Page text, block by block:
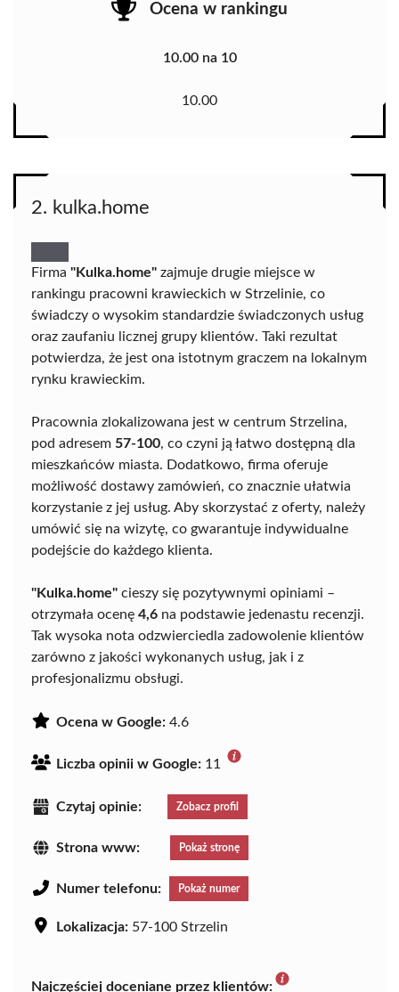
Ocena w rankingu
10.00 na 10
10.00
2. kulka.home
Firma "Kulka.home" zajmuje drugie miejsce w
rankingu pracowni krawieckich w Strzelinie, co
świadczy o wysokim standardzie świadczonych usług
oraz zaufaniu licznej grupy klientów. Taki rezultat
potwierdza, że jest ona istotnym graczem na lokalnym
rynku krawieckim.
Pracownia zlokalizowana jest w centrum Strzelina,
pod adresem 57-100, co czyni ją łatwo dostępną dla
mieszkańców miasta. Dodatkowo, firma oferuje
możliwość dostawy zamówień, co znacznie ułatwia
korzystanie z jej usług. Aby skorzystać z oferty, należy
umówić się na wizytę, co gwarantuje indywidualne
podejście do każdego klienta.
"Kulka.home" cieszy się pozytywnymi opiniami –
otrzymała ocenę 4,6 na podstawie jedenastu recenzji.
Tak wysoka nota odzwierciedla zadowolenie klientów
zarówno z jakości wykonanych usług, jak i z
profesjonalizmu obsługi.
Ocena w Google: 4.6
Liczba opinii w Google: 11
Czytaj opinie: Zobacz profil
Strona www: Pokaż stronę
Numer telefonu: Pokaż numer
Lokalizacja: 57-100 Strzelin
Najczęściej doceniane przez klientów: